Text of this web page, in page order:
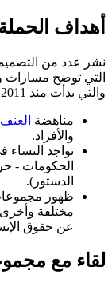
أهداف
نشر عدد من
التي توضح مسارات
والتي بدأت منذ 2011 وتستمر حتى الآن، والتي منها:
مناهضة
والأفراد.
تواجد النساء
الحكومات -
الدستور).
ظهور
مختلفة
عن حقوق
لقاء مع